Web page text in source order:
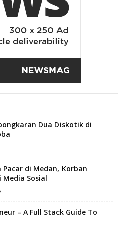
Dua Diskotik di
di Medan, Korban
Sosial
– A Full Stack Guide To